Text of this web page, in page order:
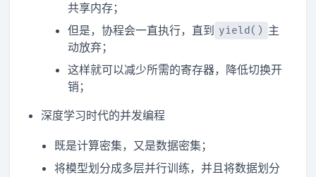
共享内存；
但是，协程会一直执行，直到
yield() 主
动放弃；
这样就可以减少所需的寄存器，降低切换开
销；
深度学习时代的并发编程
既是计算密集，又是数据密集；
将模型划分成多层并行训练，并且将数据划分